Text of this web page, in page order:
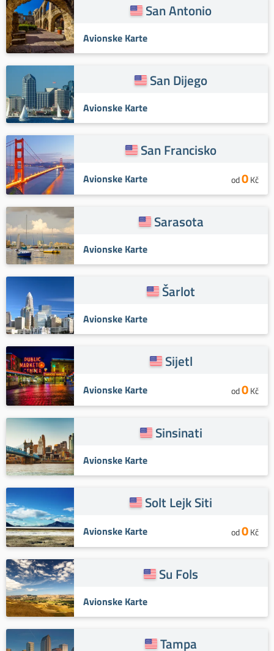
San Antonio
Avionske Karte
San Dijego
Avionske Karte
San Francisko
Avionske Karte od0Kč
Sarasota
Avionske Karte
Šarlot
Avionske Karte
Sijetl
Avionske Karte od0Kč
Sinsinati
Avionske Karte
Solt Lejk Siti
Avionske Karte od0Kč
Su Fols
Avionske Karte
Tampa